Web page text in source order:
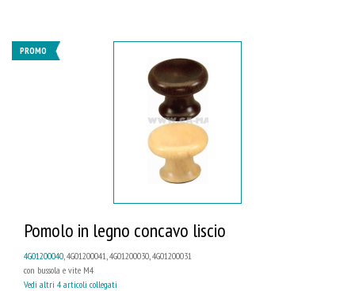
PROMO
Pomolo in legno concavo liscio
4G01200040 , 4G01200041, 4G01200030, 4G01200031
con bussola e vite M4
Vedi altri 4 articoli collegati